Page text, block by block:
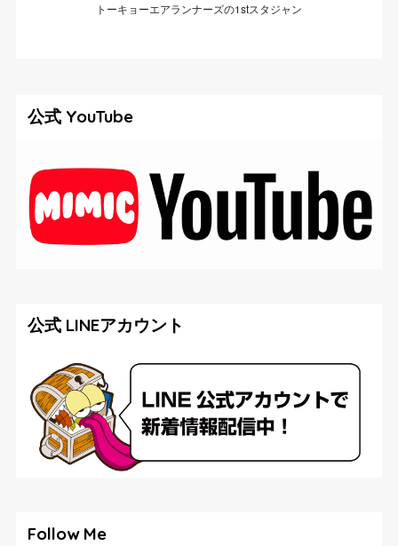
トーキョーエアランナーズの1stスタジャン
公式 YouTube
公式 LINEアカウント
Follow Me